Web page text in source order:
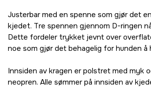
Justerbar med en spenne som gjør det
kjedet. Tre spennen gjennom D-ringen
Dette fordeler trykket jevnt over
noe som gjør det behagelig for hunden å
Innsiden av kragen er polstret med myk
neopren. Alle sømmer på innsiden av